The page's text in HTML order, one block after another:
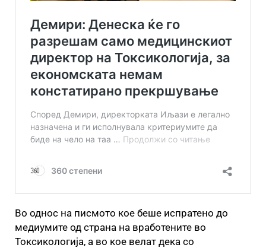
Во однос на писмото кое беше испратено до
медиумите од страна на вработените во
Токсикологија, а во кое велат дека со